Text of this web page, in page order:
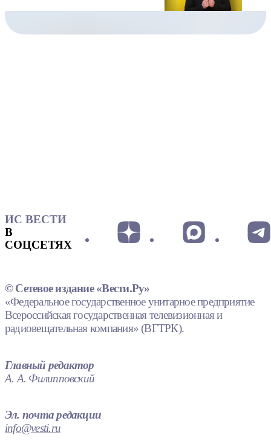
ИС ВЕСТИ
В
СОЦСЕТЯХ
© Сетевое издание «Вести.Ру»
«Федеральное государственное унитарное предприятие
Всероссийская государственная телевизионная и
радиовещательная компания» (ВГТРК).
Главный редактор
А. А. Филипповский
Эл. почта редакции
info@vesti.ru